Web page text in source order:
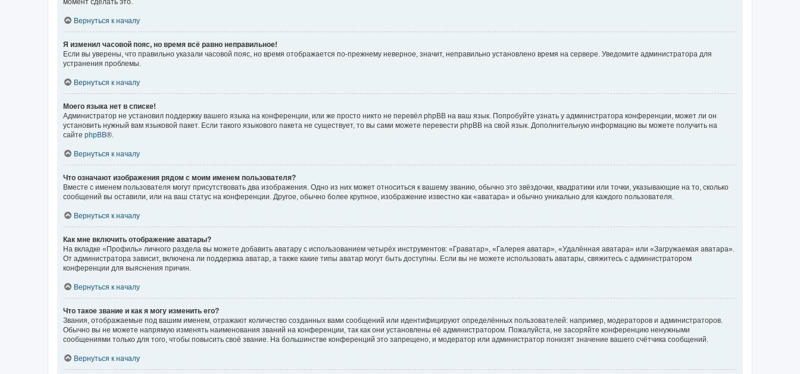
момент сделать это.
Вернуться к началу
Я изменил часовой пояс, но время всё равно неправильное!
Если вы уверены, что правильно указали часовой пояс, но время отображается по-прежнему неверное, значит, неправильно установлено время на сервере. Уведомите администратора для
устранения проблемы.
Вернуться к началу
Моего языка нет в списке!
Администратор не установил поддержку вашего языка на конференции, или же просто никто не перевёл phpBB на ваш язык. Попробуйте узнать у администратора конференции, может ли он
установить нужный вам языковой пакет. Если такого языкового пакета не существует, то вы сами можете перевести phpBB на свой язык. Дополнительную информацию вы можете получить на
сайте phpBB®.
Вернуться к началу
Что означают изображения рядом с моим именем пользователя?
Вместе с именем пользователя могут присутствовать два изображения. Одно из них может относиться к вашему званию, обычно это звёздочки, квадратики или точки, указывающие на то, сколько
сообщений вы оставили, или на ваш статус на конференции. Другое, обычно более крупное, изображение известно как «аватара» и обычно уникально для каждого пользователя.
Вернуться к началу
Как мне включить отображение аватары?
На вкладке «Профиль» личного раздела вы можете добавить аватару с использованием четырёх инструментов: «Граватар», «Галерея аватар», «Удалённая аватара» или «Загружаемая аватара».
От администратора зависит, включена ли поддержка аватар, а также какие типы аватар могут быть доступны. Если вы не можете использовать аватары, свяжитесь с администратором
конференции для выяснения причин.
Вернуться к началу
Что такое звание и как я могу изменить его?
Звания, отображаемые под вашим именем, отражают количество созданных вами сообщений или идентифицируют определённых пользователей: например, модераторов и администраторов.
Обычно вы не можете напрямую изменять наименования званий на конференции, так как они установлены её администратором. Пожалуйста, не засоряйте конференцию ненужными
сообщениями только для того, чтобы повысить своё звание. На большинстве конференций это запрещено, и модератор или администратор понизят значение вашего счётчика сообщений.
Вернуться к началу